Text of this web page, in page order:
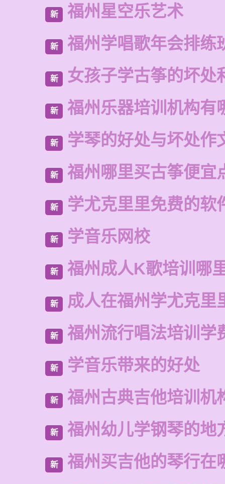
新 福州星空乐艺术
新 福州学唱歌年会排练
新 女孩子学古筝的坏处
新 福州乐器培训机构有
新 学琴的好处与坏处作
新 福州哪里买古筝便宜
新 学尤克里里免费的软
新 学音乐网校
新 福州成人K歌培训哪
新 成人在福州学尤克里
新 福州流行唱法培训学
新 学音乐带来的好处
新 福州古典吉他培训机
新 福州幼儿学钢琴的地
新 福州买吉他的琴行在